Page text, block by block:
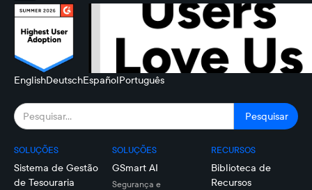
EnglishDeutschEspañolPortuguês
SOLUÇÕES
Sistema de Gestão
de Tesouraria
SOLUÇÕES
GSmart AI
Segurança e
RECURSOS
Biblioteca de
Recursos